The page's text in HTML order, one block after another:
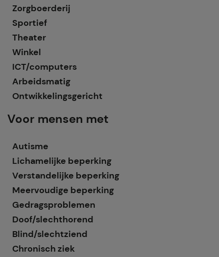
Zorgboerderij
Sportief
Theater
Winkel
ICT/computers
Arbeidsmatig
Ontwikkelingsgericht
Voor mensen met
Autisme
Lichamelijke beperking
Verstandelijke beperking
Meervoudige beperking
Gedragsproblemen
Doof/slechthorend
Blind/slechtziend
Chronisch ziek